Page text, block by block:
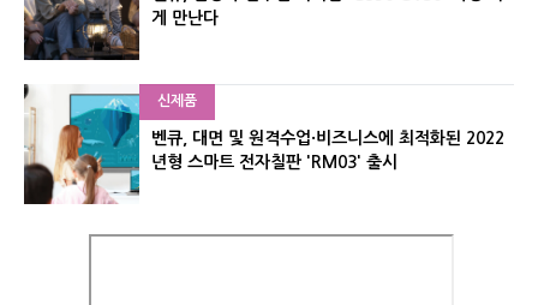
게 만난다
신제품
벤큐, 대면 및 원격수업·비즈니스에 최적화된 2022
년형 스마트 전자칠판 'RM03' 출시